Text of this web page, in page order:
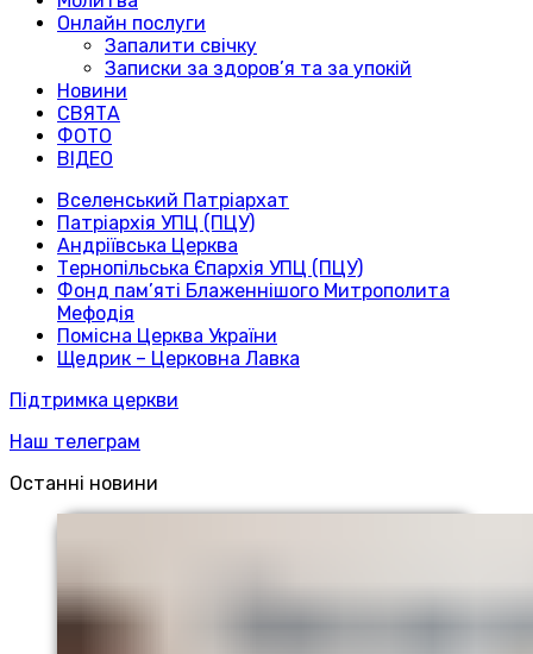
Онлайн послуги
Запалити свічку
Записки за здоров’я та за упокій
Новини
СВЯТА
ФОТО
ВІДЕО
Вселенський Патріархат
Патріархія УПЦ (ПЦУ)
Андріївська Церква
Тернопільська Єпархія УПЦ (ПЦУ)
Фонд пам’яті Блаженнішого Митрополита
Мефодія
Помісна Церква України
Щедрик – Церковна Лавка
Підтримка церкви
Наш телеграм
Останні новини